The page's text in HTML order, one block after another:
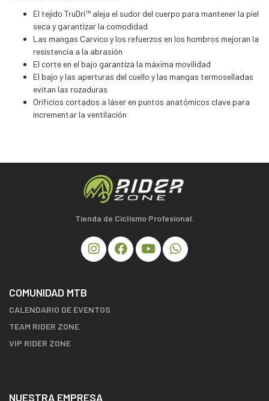
El tejido TruDri™ aleja el sudor del cuerpo para mantener la piel
seca y garantizar la comodidad
Las mangas Carvico y los refuerzos en los hombros mejoran la
resistencia a la abrasión
El corte en el bajo garantiza la máxima movilidad
El bajo y las aperturas del cuello y las mangas termoselladas
evitan las rozaduras
Orificios cortados a láser en puntos anatómicos clave para
incrementar la ventilación
Tienda de Ciclismo Profesional.
COMUNIDAD MTB
CALENDARIO DE EVENTOS
TEAM RIDER ZONE
VIP RIDER ZONE
NUESTRA EMPRESA